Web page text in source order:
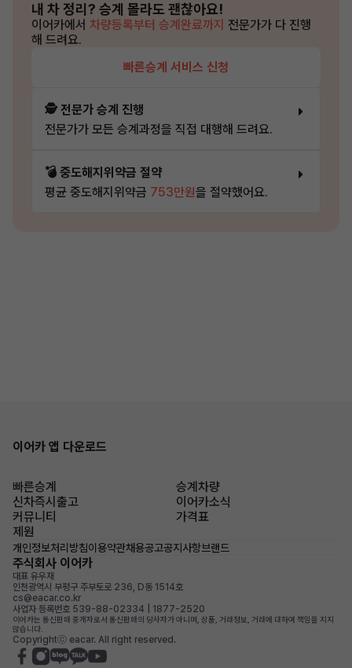
내 차 정리? 승계 몰라도 괜찮아요!
이어카에서 차량등록부터 승계완료까지 전문가가 다 진행
해 드려요.
빠른승계 서비스 신청
🕵️ 전문가 승계 진행
전문가가 모든 승계과정을 직접 대행해 드려요.
💣 중도해지위약금 절약
평균 중도해지위약금 753만원을 절약했어요.
이어카 앱 다운로드
빠른승계
승계차량
신차즉시출고
이어카소식
커뮤니티
가격표
제원
개인정보처리방침이용약관채용공고공지사항브랜드
주식회사 이어카
대표 유우재
인천광역시 부평구 주부토로 236, D동 1514호
cs@eacar.co.kr
사업자 등록번호 539-88-02334 | 1877-2520
이어카는 통신판매 중개자로서 통신판매의 당사자가 아니며, 상품, 거래정보, 거래에 대하여 책임을 지지
않습니다.
Copyrightⓒ eacar. All right reserved.